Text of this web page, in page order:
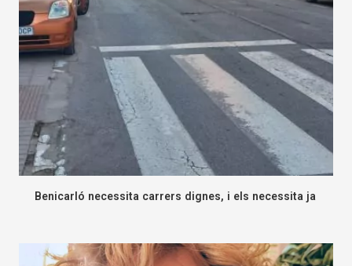
Benicarló necessita carrers dignes, i els necessita ja